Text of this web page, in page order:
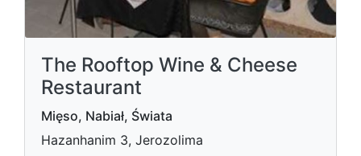
The Rooftop Wine & Cheese
Restaurant
Mięso, Nabiał, Świata
Hazanhanim 3, Jerozolima